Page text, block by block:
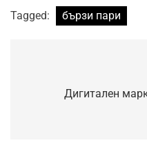
Tagged: бързи пари
navigation
Дигитален